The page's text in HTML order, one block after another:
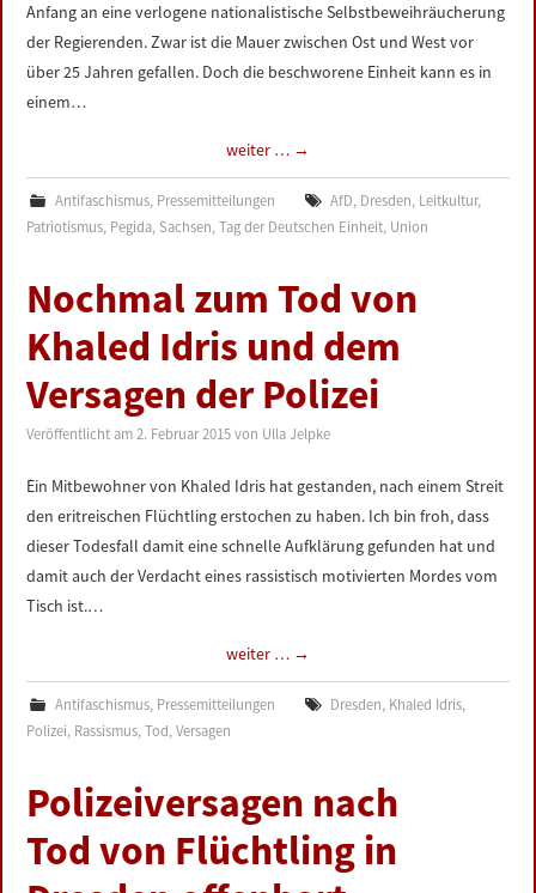
Anfang an eine verlogene nationalistische Selbstbeweihräucherung
der Regierenden. Zwar ist die Mauer zwischen Ost und West vor
über 25 Jahren gefallen. Doch die beschworene Einheit kann es in
einem…
weiter … →
Antifaschismus, Pressemitteilungen AfD, Dresden, Leitkultur,
Patriotismus, Pegida, Sachsen,Tag der Deutschen Einheit, Union
Nochmal zum Tod von
Khaled Idris und dem
Versagen der Polizei
Veröffentlicht am2. Februar 2015 von Ulla Jelpke
Ein Mitbewohner von Khaled Idris hat gestanden, nach einem Streit
den eritreischen Flüchtling erstochen zu haben. Ich bin froh, dass
dieser Todesfall damit eine schnelle Aufklärung gefunden hat und
damit auch der Verdacht eines rassistisch motivierten Mordes vom
Tisch ist.…
weiter … →
Antifaschismus, Pressemitteilungen Dresden, Khaled Idris,
Polizei, Rassismus,Tod,Versagen
Polizeiversagen nach
Tod von Flüchtling in